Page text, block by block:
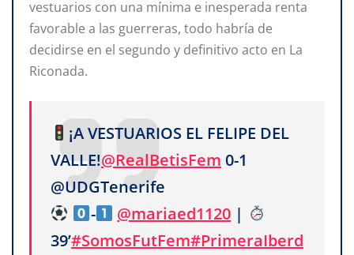
vestuarios con una mínima e inesperada renta
favorable a las guerreras, todo habría de
decidirse en el segundo y definitivo acto en La
Riconada.
¡A VESTUARIOS EL FELIPE DEL
VALLE!@RealBetisFem 0-1
@UDGTenerife
-
@mariaed1120 |
39’#SomosFutFem#PrimeraIberd